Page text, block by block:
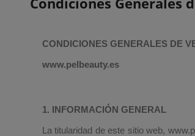
CONDICIONES GENERALES DE
www.pelbeauty.es
1. INFORMACIÓN GENERAL
La titularidad de este sitio web,